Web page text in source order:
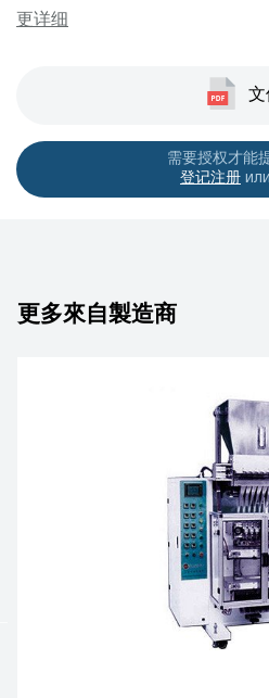
pharmaceutical and food
cleaning devices, pneumatic
更详细
文
需要授权才能
登记注册 или
更多來自製造商